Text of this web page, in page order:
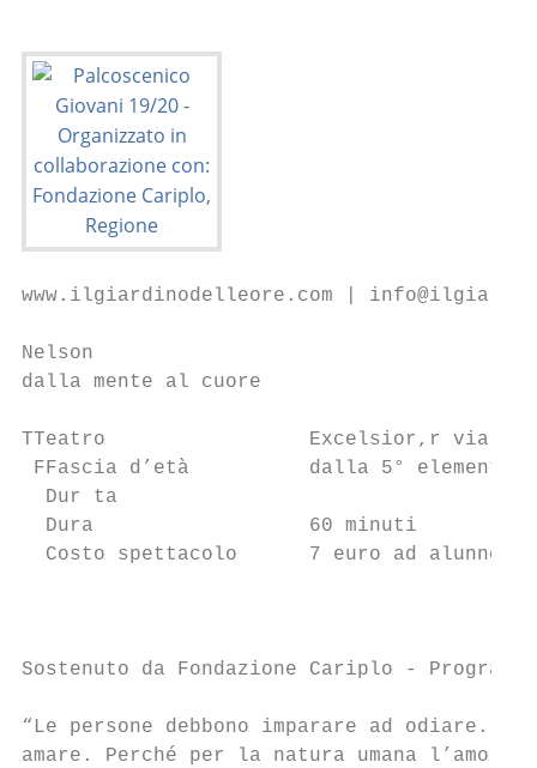
www.ilgiardinodelleore.com |
Nelson
dalla mente al cuore
TTeatro                 Excelsior,r via
FFascia d’età          dalla 5°
  Dur ta
Dura                  60 minuti
Costo spettacolo      7 euro ad alunno
Sostenuto da Fondazione Cariplo -
“Le persone debbono imparare ad odiare.
amare. Perché per la natura umana